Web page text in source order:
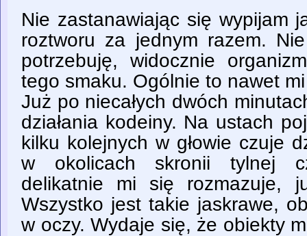
Nie zastanawiając się wypijam
roztworu za jednym razem.
potrzebuję, widocznie
tego smaku. Ogólnie to nawet
Już po niecałych dwóch
działania kodeiny. Na ustach
kilku kolejnych w głowie czuje
w okolicach skronii tylnej
delikatnie mi się rozmazuje,
Wszystko jest takie jaskrawe,
w oczy. Wydaje się, że obiekty